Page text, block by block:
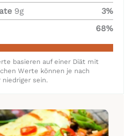
9g 3%
68%
basieren auf einer Diät mit
Werte können je nach
sein.